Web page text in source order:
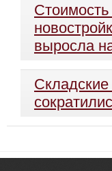
Стоимость
выросла